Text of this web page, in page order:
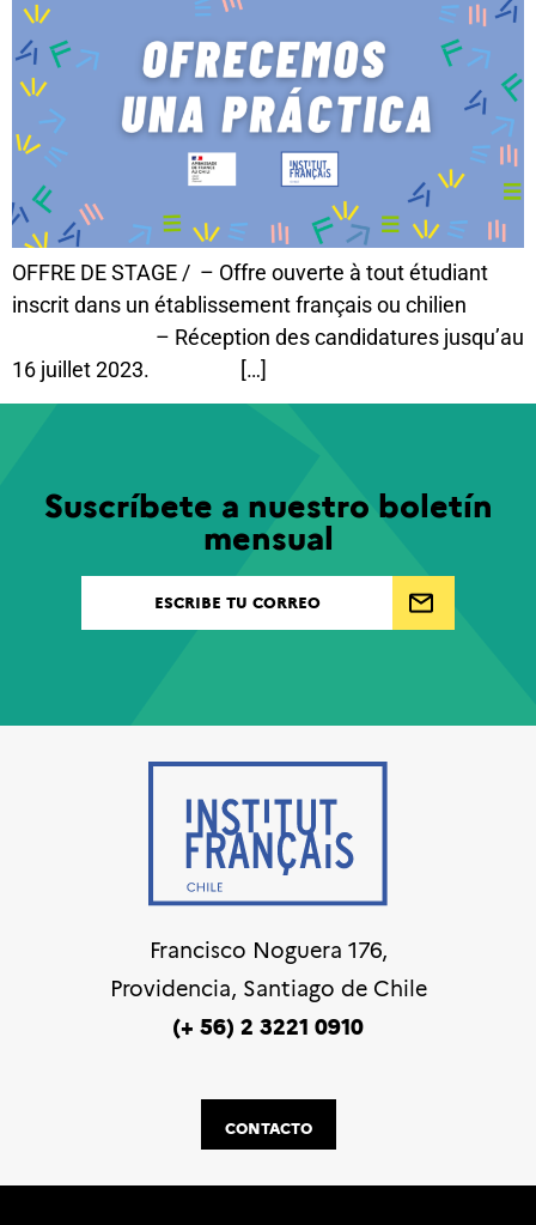
OFFRE DE STAGE / – Offre ouverte à tout étudiant
inscrit dans un établissement français ou chilien
– Réception des candidatures jusqu’au
16 juillet 2023. […]
Suscríbete a nuestro boletín
mensual
Francisco Noguera 176,
Providencia, Santiago de Chile
(+ 56) 2 3221 0910
CONTACTO